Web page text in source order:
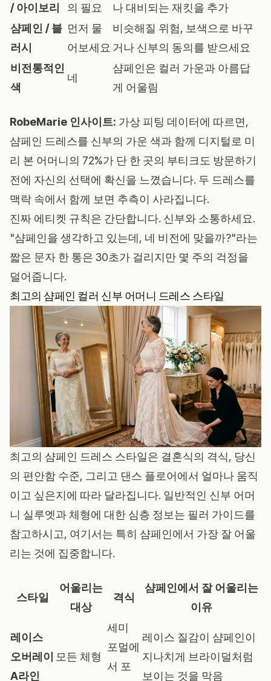
/ 아이보리
의 필요
나 대비되는 재킷을 추가
샴페인 / 블
러시
먼저 물
어보세요
비슷해질 위험, 보색으로 바꾸
거나 신부의 동의를 받으세요
비전통적인
색
네
샴페인은 컬러 가운과 아름답
게 어울림
RobeMarie 인사이트: 가상 피팅 데이터에 따르면,
샴페인 드레스를 신부의 가운 색과 함께 디지털로 미
리 본 어머니의 72%가 단 한 곳의 부티크도 방문하기
전에 자신의 선택에 확신을 느꼈습니다. 두 드레스를
맥락 속에서 함께 보면 추측이 사라집니다.
진짜 에티켓 규칙은 간단합니다. 신부와 소통하세요.
"샴페인을 생각하고 있는데, 네 비전에 맞을까?"라는
짧은 문자 한 통은 30초가 걸리지만 몇 주의 걱정을
덜어줍니다.
최고의 샴페인 컬러 신부 어머니 드레스 스타일
최고의 샴페인 드레스 스타일은 결혼식의 격식, 당신
의 편안함 수준, 그리고 댄스 플로어에서 얼마나 움직
이고 싶은지에 따라 달라집니다. 일반적인 신부 어머
니 실루엣과 체형에 대한 심층 정보는 필러 가이드를
참고하시고, 여기서는 특히 샴페인에서 가장 잘 어울
리는 것에 집중합니다.
스타일
어울리는
대상
격식
샴페인에서 잘 어울리는
이유
레이스
오버레이
A라인
모든 체형
세미
포멀에
서 포
레이스 질감이 샴페인이
지나치게 브라이덜처럼
보이는 것을 막음